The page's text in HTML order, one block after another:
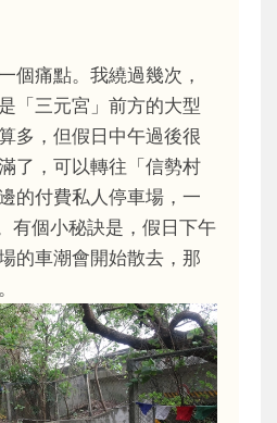
個痛點。我繞過幾次，
「三元宮」前方的大型
多，但假日中午過後很
了，可以轉往「信勢村
的付費私人停車場，一
有個小秘訣是，假日下午
的車潮會開始散去，那